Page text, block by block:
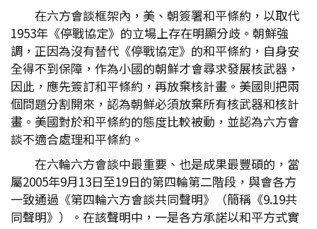
在六方會談框架內，美、朝簽署和平條約，以取代
1953年《停戰協定》的立場上存在明顯分歧。朝鮮強
調，正因為沒有替代《停戰協定》的和平條約，自身安
全得不到保障，作為小國的朝鮮才會尋求發展核武器，
因此，應先簽訂和平條約，再放棄核計畫。美國則把兩
個問題分割開來，認為朝鮮必須放棄所有核武器和核計
畫。美國對於和平條約的態度比較被動，並認為六方會
談不適合處理和平條約。
在六輪六方會談中最重要、也是成果最豐碩的，當
屬2005年9月13日至19日的第四輪第二階段，與會各方
一致通過《第四輪六方會談共同聲明》（簡稱《9.19共
同聲明》）。在該聲明中，一是各方承諾以和平方式實